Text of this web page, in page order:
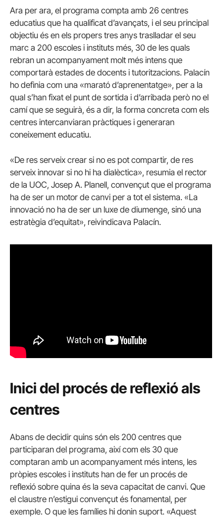
Ara per ara, el programa compta amb 26 centres
educatius que ha qualificat d’avançats, i el seu principal
objectiu és en els propers tres anys traslladar el seu
marc a 200 escoles i instituts més, 30 de les quals
rebran un acompanyament molt més intens que
comportarà estades de docents i tutoritzacions. Palacín
ho definia com una «marató d’aprenentatge», per a la
qual s’han fixat el punt de sortida i d’arribada però no el
camí que se seguirà, és a dir, la forma concreta com els
centres intercanviaran pràctiques i generaran
coneixement educatiu.
«De res serveix crear si no es pot compartir, de res
serveix innovar si no hi ha dialèctica», resumia el rector
de la UOC, Josep A. Planell, convençut que el programa
ha de ser un motor de canvi per a tot el sistema. «La
innovació no ha de ser un luxe de diumenge, sinó una
estratègia d’equitat», reivindicava Palacín.
Inici del procés de reflexió als
centres
Abans de decidir quins són els 200 centres que
participaran del programa, així com els 30 que
comptaran amb un acompanyament més intens, les
pròpies escoles i instituts han de fer un procés de
reflexió sobre quina és la seva capacitat de canvi. Que
el claustre n’estigui convençut és fonamental, per
exemple. O que les famílies hi donin suport. «Aquest